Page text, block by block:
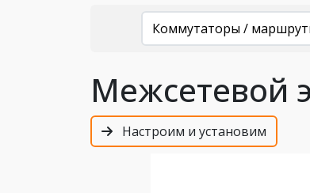
Каталог
Коммутаторы /
Межсетевой
Настроим и установим